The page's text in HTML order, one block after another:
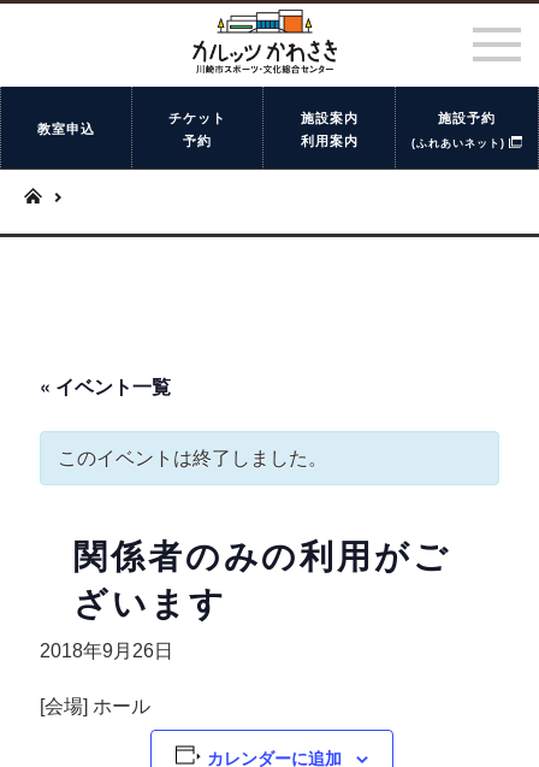
教室申込
チケット
予約
施設案内
利用案内
施設予約
(ふれあいネット)
« イベント一覧
このイベントは終了しました。
関係者のみの利用がご
ざいます
2018年9月26日
[会場] ホール
カレンダーに追加